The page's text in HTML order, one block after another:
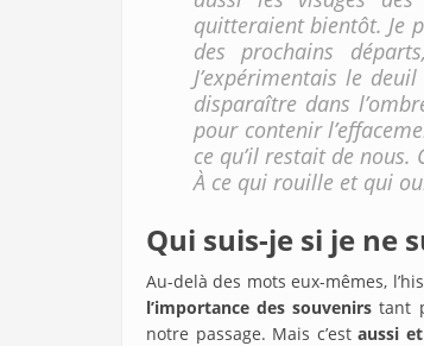
quitteraient bientôt. Je
des prochains
J’expérimentais le
disparaître dans
pour contenir
ce qu’il restait de
À ce qui rouille et qui
Qui suis-je si je ne
Au-delà des mots eux-mêmes,
l’importance des souvenirs tant
notre passage. Mais c’estaussi